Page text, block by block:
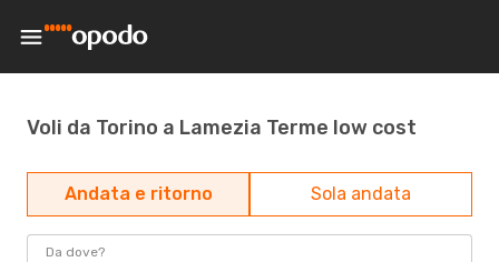
Voli da Torino a Lamezia Terme low cost
Andata e ritorno Sola andata
Da dove?